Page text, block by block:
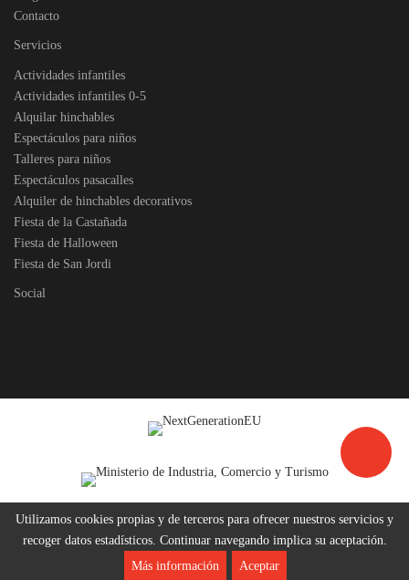
Utilizamos cookies propias y de terceros para ofrecer nuestros servicios y
recoger datos estadísticos. Continuar navegando implica su aceptación.
Más información
Aceptar
Contacto
Servicios
Actividades infantiles
Actividades infantiles 0-5
Alquilar hinchables
Espectáculos para niños
Talleres para niños
Espectáculos pasacalles
Alquiler de hinchables decorativos
Fiesta de la Castañada
Fiesta de Halloween
Fiesta de San Jordi
Social